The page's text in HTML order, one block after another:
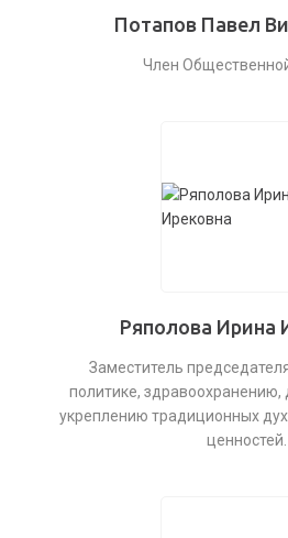
Потапов Павел
Член
Ряполова Ирина
Заместитель
политике, здравоохранению,
укреплению традиционных
ценностей.